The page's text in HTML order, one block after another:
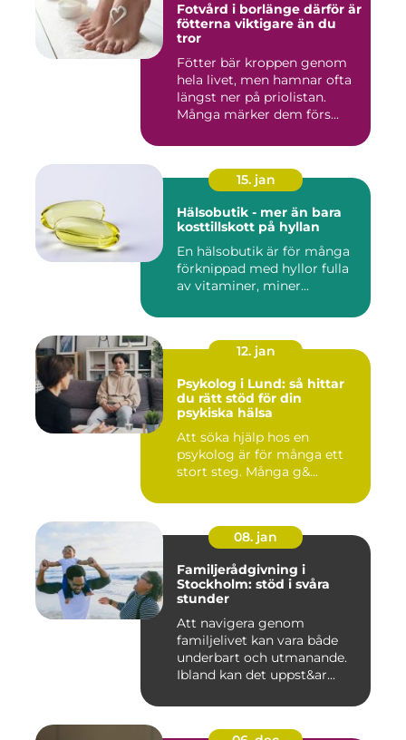
Fotvård i borlänge därför är
fötterna viktigare än du
tror
Fötter bär kroppen genom
hela livet, men hamnar ofta
längst ner på priolistan.
Många märker dem förs...
15. jan
Hälsobutik - mer än bara
kosttillskott på hyllan
En hälsobutik är för många
förknippad med hyllor fulla
av vitaminer, miner...
12. jan
Psykolog i Lund: så hittar
du rätt stöd för din
psykiska hälsa
Att söka hjälp hos en
psykolog är för många ett
stort steg. Många g&...
08. jan
Familjerådgivning i
Stockholm: stöd i svåra
stunder
Att navigera genom
familjelivet kan vara både
underbart och utmanande.
Ibland kan det uppst&ar...